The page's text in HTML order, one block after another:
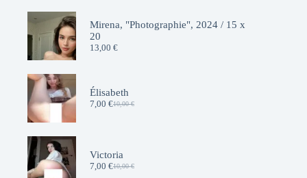
Mirena, "Photographie", 2024 / 15 x
20
13,00 €
Élisabeth
10,00€
Le
10,00 €.
7,00 €Le
7,00 €.
Victoria
10,00€
Le
7,00 €Le